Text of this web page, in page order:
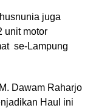
juga
unit motor
se-Lampung
Dawam Raharjo
Haul ini